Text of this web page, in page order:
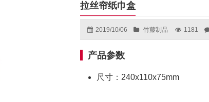
拉丝帘纸巾盒
2019/10/06 竹藤制品 1181
产品参数
尺寸：240x110x75mm